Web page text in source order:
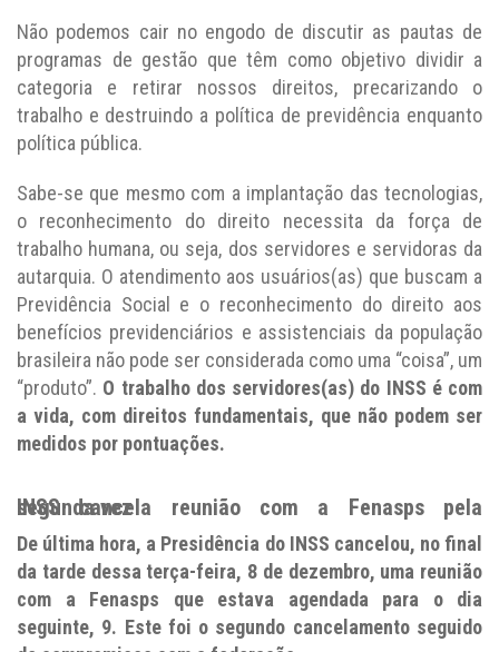
Não podemos cair no engodo de discutir as pautas de
programas de gestão que têm como objetivo dividir a
categoria e retirar nossos direitos, precarizando o
trabalho e destruindo a política de previdência enquanto
política pública.
Sabe-se que mesmo com a implantação das tecnologias,
o reconhecimento do direito necessita da força de
trabalho humana, ou seja, dos servidores e servidoras da
autarquia. O atendimento aos usuários(as) que buscam a
Previdência Social e o reconhecimento do direito aos
benefícios previdenciários e assistenciais da população
brasileira não pode ser considerada como uma “coisa”, um
“produto”. O trabalho dos servidores(as) do INSS é com
a vida, com direitos fundamentais, que não podem ser
medidos por pontuações.
INSS cancela reunião com a Fenasps pela segunda vez
De última hora, a Presidência do INSS cancelou, no final
da tarde dessa terça-feira, 8 de dezembro, uma reunião
com a Fenasps que estava agendada para o dia
seguinte, 9. Este foi o segundo cancelamento seguido